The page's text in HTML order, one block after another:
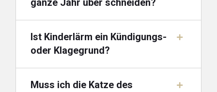
ganze Jahr über schneiden?
Ist Kinderlärm ein Kündigungs-
oder Klagegrund?
Muss ich die Katze des